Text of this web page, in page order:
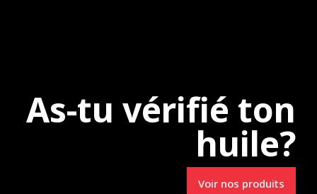
As-tu vérifié ton
huile?
Voir nos produits